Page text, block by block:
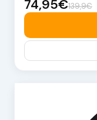
74,95€139,9€